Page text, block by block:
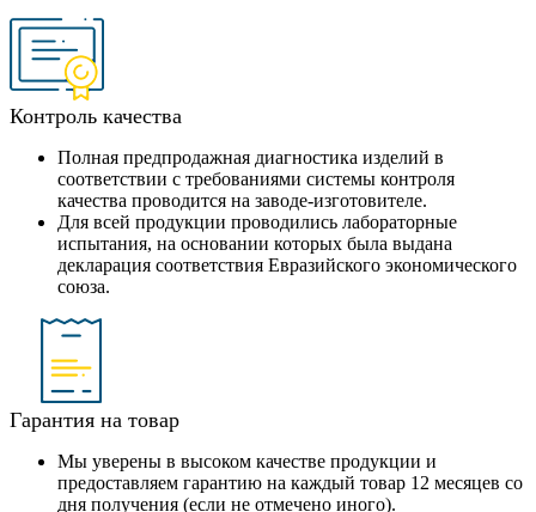
Контроль качества
Полная предпродажная диагностика изделий в
соответствии с требованиями системы контроля
качества проводится на заводе-изготовителе.
Для всей продукции проводились лабораторные
испытания, на основании которых была выдана
декларация соответствия Евразийского экономического
союза.
Гарантия на товар
Мы уверены в высоком качестве продукции и
предоставляем гарантию на каждый товар 12 месяцев со
дня получения (если не отмечено иного).